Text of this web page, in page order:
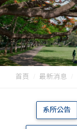
首頁 最新消息
系所公告